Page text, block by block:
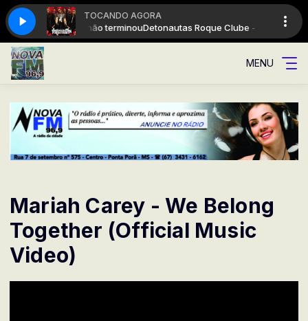
TOCANDO AGORA
- O dia que não terminouDetonautas Roque Clube - O dia que não
MENU
Mariah Carey - We Belong
Together (Official Music
Video)